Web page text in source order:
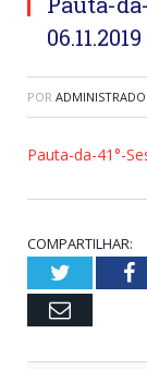
06.11.2019
POR
Pauta-da-41°-
COMPARTILHAR:
Twitter
Email